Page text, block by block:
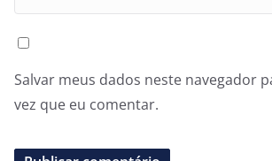
Salvar meus dados neste navegador
vez que eu comentar.